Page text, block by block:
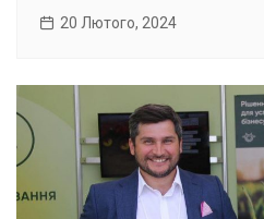
20 Лютого, 2024